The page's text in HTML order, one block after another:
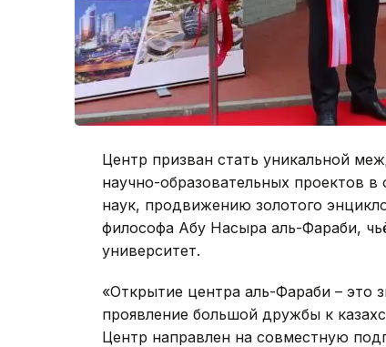
Центр призван стать уникальной
научно-образовательных проектов
наук, продвижению золотого
философа Абу Насыра аль-Фараби,
университет.
«Открытие центра аль-Фараби – это
проявление большой дружбы к
Центр направлен на совместную